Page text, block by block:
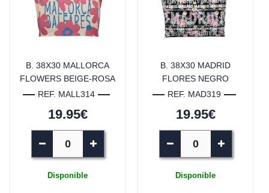
B. 38X30 MALLORCA
FLOWERS BEIGE-ROSA
REF. MALL314
19.95€
Disponible
B. 38X30 MADRID
FLORES NEGRO
REF. MAD319
19.95€
Disponible